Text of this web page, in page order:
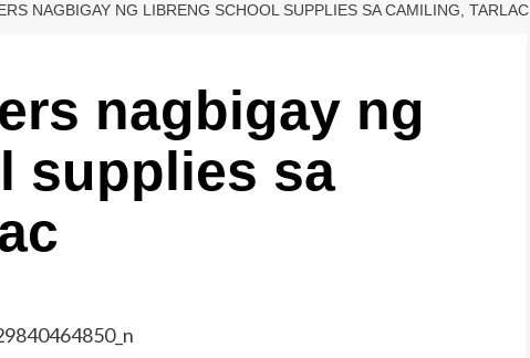
NAGBIGAY NG LIBRENG SCHOOL SUPPLIES SA CAMILING, TARLAC
nagbigay ng
supplies sa